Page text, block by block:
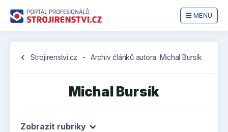
MENU
chevron_left Strojirenstvi.cz - Archiv článků autora: Michal Bursík
Michal Bursík
Zobrazit rubriky